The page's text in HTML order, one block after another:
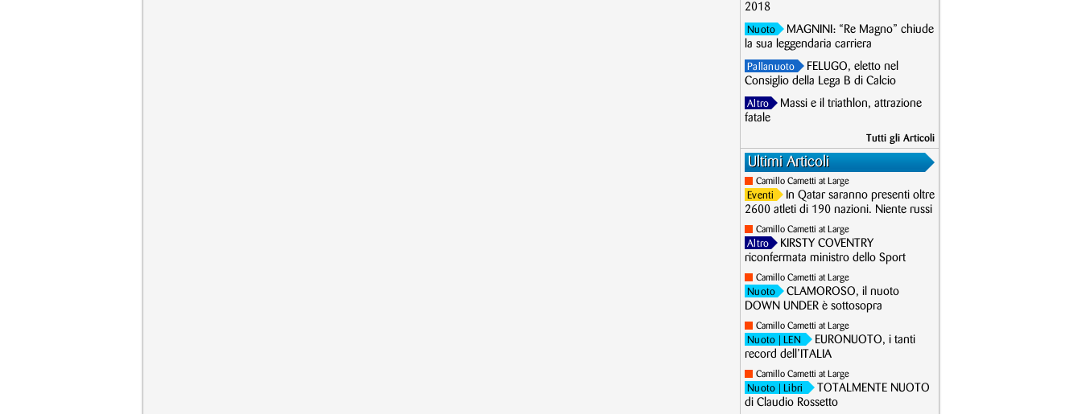
2018
Nuoto
MAGNINI: “Re Magno” chiude
la sua leggendaria carriera
Pallanuoto
FELUGO, eletto nel
Consiglio della Lega B di Calcio
Altro
Massi e il triathlon, attrazione
fatale
Tutti gli Articoli
Ultimi Articoli
Camillo Cametti at Large
Eventi
In Qatar saranno presenti oltre
2600 atleti di 190 nazioni. Niente russi
Camillo Cametti at Large
Altro
KIRSTY COVENTRY
riconfermata ministro dello Sport
Camillo Cametti at Large
Nuoto
CLAMOROSO, il nuoto
DOWN UNDER è sottosopra
Camillo Cametti at Large
Nuoto | LEN
EURONUOTO, i tanti
record dell’ITALIA
Camillo Cametti at Large
Nuoto | Libri
TOTALMENTE NUOTO
di Claudio Rossetto